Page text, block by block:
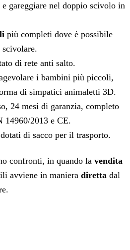
gareggiare nel doppio scivolo in
più completi dove è possibile
scivolare.
di rete anti salto.
i bambini più piccoli,
di simpatici animaletti 3D.
24 mesi di garanzia, completo
2013 e CE.
di sacco per il trasporto.
confronti, in quando la vendita
avviene in maniera diretta dal